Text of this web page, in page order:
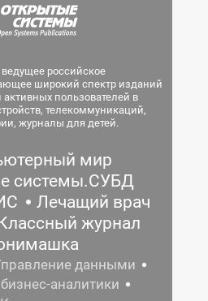
российское
широкий спектр изданий
пользователей в
телекоммуникаций,
журналы для детей.
мир
системы.СУБД
Лечащий врач
журнал
данными
аналитики